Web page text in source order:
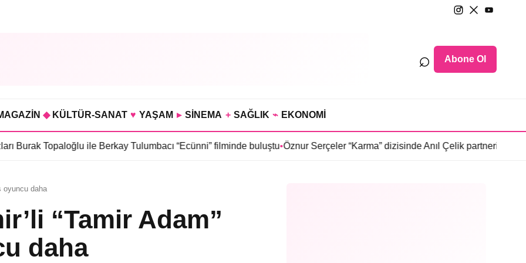
⌕ Abone Ol
◆ KÜLTÜR-SANAT ♥ YAŞAM ▸ SİNEMA + SAĞLIK ⌁ EKONOMİ
ile Berkay Tulumbacı “Ecünni” filminde buluştu•Öznur Serçeler “Karma” dizisinde Anıl Çelik partneri oldu •Sosyetede
oyuncu daha
“Tamir Adam”
daha